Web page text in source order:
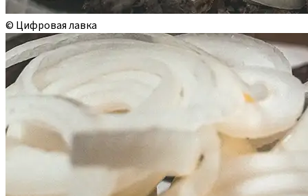
© Цифровая лавка